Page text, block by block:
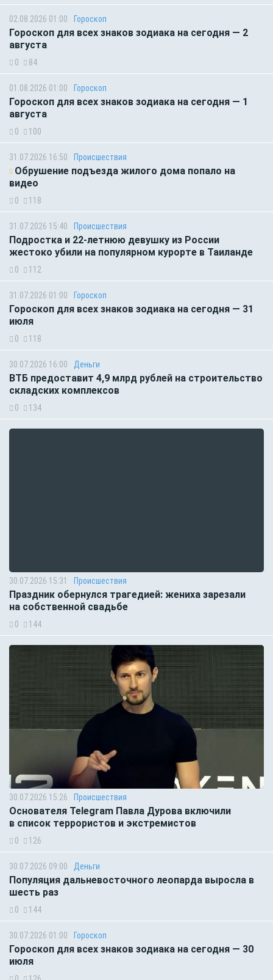
02.08.2026 01:00 Гороскоп
Гороскоп для всех знаков зодиака на сегодня — 2
августа
0 84
01.08.2026 01:00 Гороскоп
Гороскоп для всех знаков зодиака на сегодня — 1
августа
0 100
31.07.2026 16:50 Происшествия
Обрушение подъезда жилого дома попало на
видео
0 118
31.07.2026 15:40 Происшествия
Подростка и 22-летнюю девушку из России
жестоко убили на популярном курорте в Таиланде
0 112
31.07.2026 01:00 Гороскоп
Гороскоп для всех знаков зодиака на сегодня — 31
июля
0 118
30.07.2026 16:00 Деньги
ВТБ предоставит 4,9 млрд рублей на строительство
складских комплексов
0 134
30.07.2026 15:31 Происшествия
Праздник обернулся трагедией: жениха зарезали
на собственной свадьбе
0 144
30.07.2026 15:26 Происшествия
Основателя Telegram Павла Дурова включили
в список террористов и экстремистов
0 126
30.07.2026 09:00 Деньги
Популяция дальневосточного леопарда выросла в
шесть раз
0 144
30.07.2026 01:00 Гороскоп
Гороскоп для всех знаков зодиака на сегодня — 30
июля